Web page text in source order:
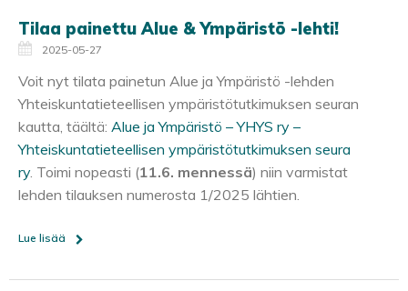
Tilaa painettu Alue & Ympäristö -lehti!
2025-05-27
Voit nyt tilata painetun Alue ja Ympäristö -lehden
Yhteiskuntatieteellisen ympäristötutkimuksen seuran
kautta, täältä: Alue ja Ympäristö – YHYS ry –
Yhteiskuntatieteellisen ympäristötutkimuksen seura
ry. Toimi nopeasti (11.6. mennessä) niin varmistat
lehden tilauksen numerosta 1/2025 lähtien.
Lue lisää